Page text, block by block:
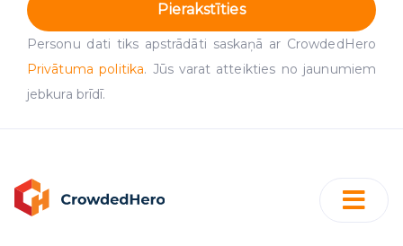
Pierakstīties
Personu dati tiks apstrādāti saskaņā ar CrowdedHero
Privātuma politika. Jūs varat atteikties no jaunumiem
jebkura brīdī.